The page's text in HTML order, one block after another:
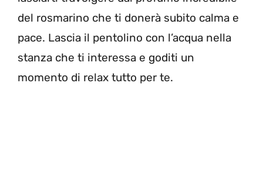
del rosmarino che ti donerà subito calma e
pace. Lascia il pentolino con l’acqua nella
stanza che ti interessa e goditi un
momento di relax tutto per te.